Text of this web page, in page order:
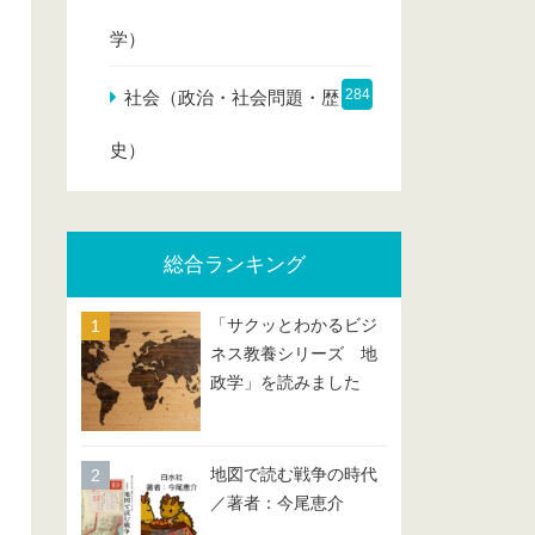
学）
社会（政治・社会問題・歴
史）
284
総合ランキング
「サクッとわかるビジ
ネス教養シリーズ 地
政学」を読みました
地図で読む戦争の時代
／著者：今尾恵介